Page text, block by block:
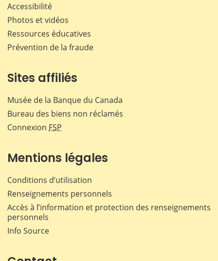
Accessibilité
Photos et vidéos
Ressources éducatives
Prévention de la fraude
Sites affiliés
Musée de la Banque du Canada
Bureau des biens non réclamés
Connexion FSP
Mentions légales
Conditions d’utilisation
Renseignements personnels
Accès à l’information et protection des renseignements
personnels
Info Source